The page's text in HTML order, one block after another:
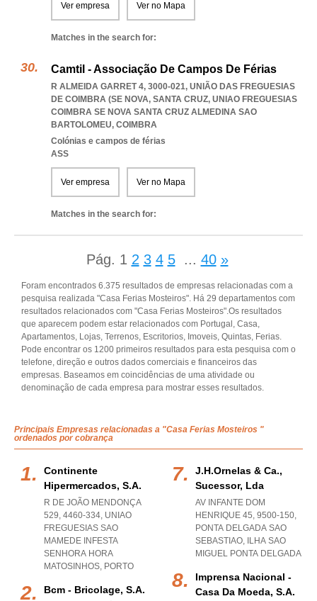
Ver empresa Ver no Mapa
Matches in the search for:
Camtil - Associação De Campos De Férias
R ALMEIDA GARRET 4, 3000-021, UNIÃO DAS FREGUESIAS
DE COIMBRA (SE NOVA, SANTA CRUZ, UNIAO FREGUESIAS
COIMBRA SE NOVA SANTA CRUZ ALMEDINA SAO
BARTOLOMEU, COIMBRA
Colónias e campos de férias
ASS
Ver empresa Ver no Mapa
Matches in the search for:
Pág. 1 2 3 4 5 ... 40 »
Foram encontrados 6.375 resultados de empresas relacionadas com a
pesquisa realizada "Casa Ferias Mosteiros". Há 29 departamentos com
resultados relacionados com "Casa Ferias Mosteiros".Os resultados
que aparecem podem estar relacionados com Portugal, Casa,
Apartamentos, Lojas, Terrenos, Escritorios, Imoveis, Quintas, Ferias.
Pode encontrar os 1200 primeiros resultados para esta pesquisa com o
telefone, direção e outros dados comerciais e financeiros das
empresas. Baseamos em coincidências de uma atividade ou
denominação de cada empresa para mostrar esses resultados.
Principais Empresas relacionadas a "Casa Ferias Mosteiros "
ordenados por cobrança
Continente
Hipermercados, S.a.
R DE JOÃO MENDONÇA
529, 4460-334, UNIAO
FREGUESIAS SAO
MAMEDE INFESTA
SENHORA HORA
MATOSINHOS, PORTO
Bcm - Bricolage, S.a.
J.h.ornelas & Ca.,
Sucessor, Lda
AV INFANTE DOM
HENRIQUE 45, 9500-150,
PONTA DELGADA SAO
SEBASTIAO, ILHA SAO
MIGUEL PONTA DELGADA
Imprensa Nacional -
Casa Da Moeda, S.a.